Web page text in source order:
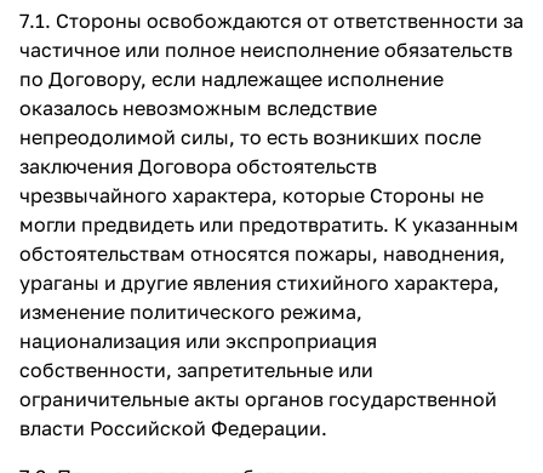
7.1. Стороны освобождаются от ответственности за
частичное или полное неисполнение обязательств
по Договору, если надлежащее исполнение
оказалось невозможным вследствие
непреодолимой силы, то есть возникших после
заключения Договора обстоятельств
чрезвычайного характера, которые Стороны не
могли предвидеть или предотвратить. К указанным
обстоятельствам относятся пожары, наводнения,
ураганы и другие явления стихийного характера,
изменение политического режима,
национализация или экспроприация
собственности, запретительные или
ограничительные акты органов государственной
власти Российской Федерации.